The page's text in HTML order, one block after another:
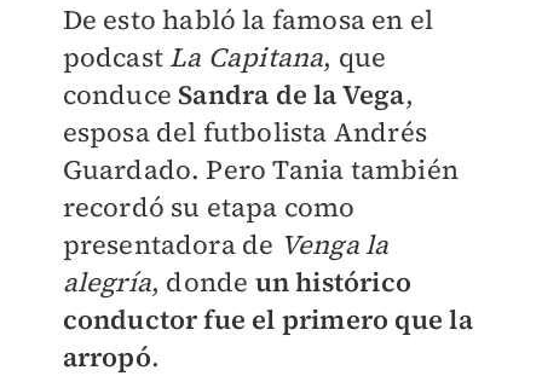
De esto habló la famosa en el
podcast La Capitana, que
conduce Sandra de la Vega,
esposa del futbolista Andrés
Guardado. Pero Tania también
recordó su etapa como
presentadora de Venga la
alegría, donde un histórico
conductor fue el primero que la
arropó.